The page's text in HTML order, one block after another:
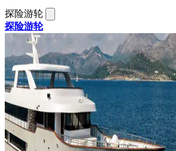
探险游轮
探险游轮